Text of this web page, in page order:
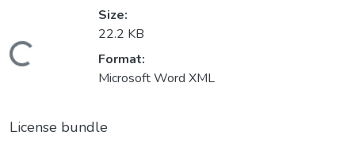
Loading...
Size:
22.2 KB
Format:
Microsoft Word XML
License bundle